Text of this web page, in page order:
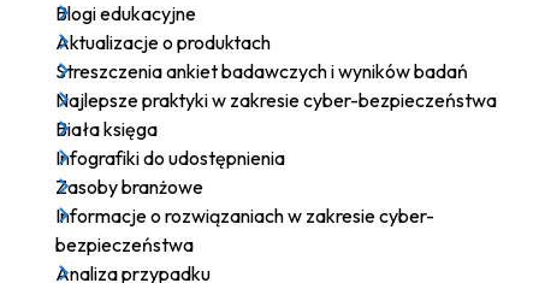
Blogi edukacyjne
Aktualizacje o produktach
Streszczenia ankiet badawczych i wyników badań
Najlepsze praktyki w zakresie cyber-bezpieczeństwa
Biała księga
Infografiki do udostępnienia
Zasoby branżowe
Informacje o rozwiązaniach w zakresie cyber-
bezpieczeństwa
Analiza przypadku